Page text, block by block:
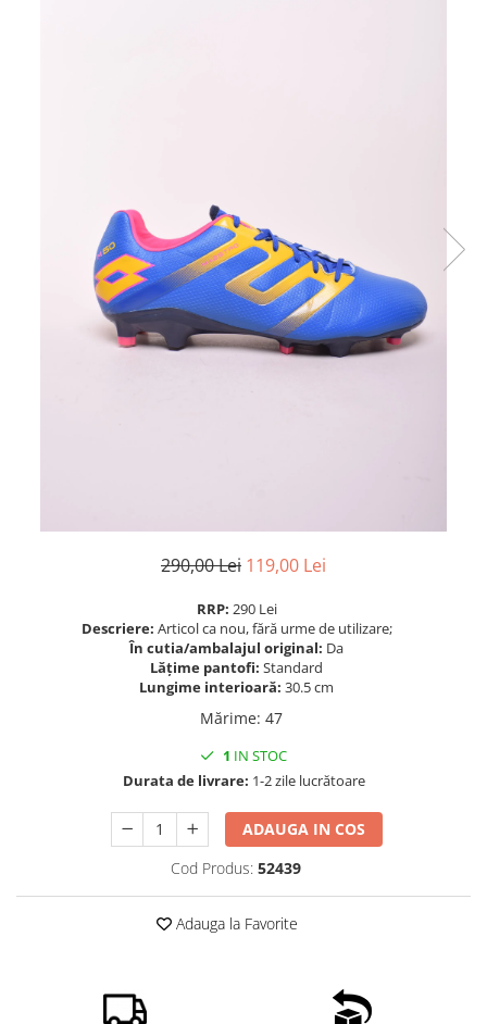
290,00 Lei 119,00 Lei
RRP: 290 Lei
Descriere: Articol ca nou, fără urme de utilizare;
În cutia/ambalajul original: Da
Lățime pantofi: Standard
Lungime interioară: 30.5 cm
Mărime: 47
1 IN STOC
Durata de livrare: 1-2 zile lucrătoare
ADAUGA IN COS
Cod Produs: 52439
Adauga la Favorite